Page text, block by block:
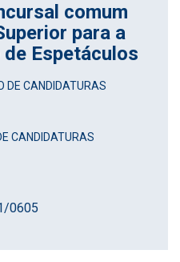
comum
para a
Espetáculos
DE CANDIDATURAS
CANDIDATURAS
0605